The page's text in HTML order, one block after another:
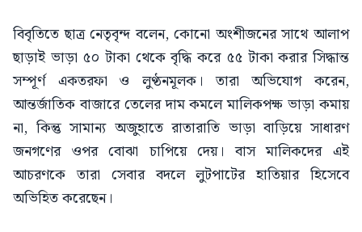
বিবৃতিতে ছাত্র নেতৃবৃন্দ বলেন, কোনো অংশীজনের সাথে আলাপ
ছাড়াই ভাড়া ৫০ টাকা থেকে বৃদ্ধি করে ৫৫ টাকা করার সিদ্ধান্ত
সম্পূর্ণ একতরফা ও লুণ্ঠনমূলক। তারা অভিযোগ করেন,
আন্তর্জাতিক বাজারে তেলের দাম কমলে মালিকপক্ষ ভাড়া কমায়
না, কিন্তু সামান্য অজুহাতে রাতারাতি ভাড়া বাড়িয়ে সাধারণ
জনগণের ওপর বোঝা চাপিয়ে দেয়। বাস মালিকদের এই
আচরণকে তারা সেবার বদলে লুটপাটের হাতিয়ার হিসেবে
অভিহিত করেছেন।